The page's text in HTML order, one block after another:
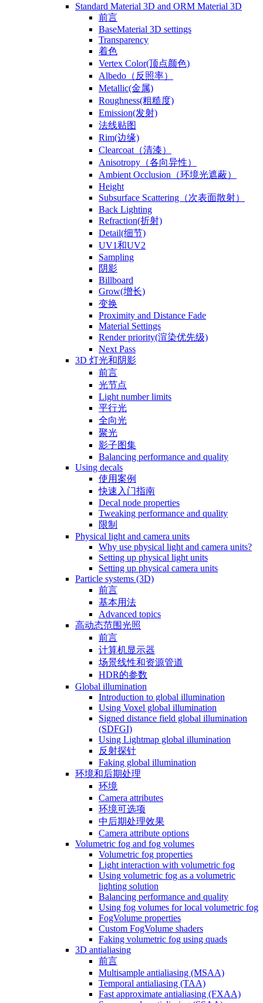
Standard Material 3D and ORM Material 3D
前言
BaseMaterial 3D settings
Transparency
着色
Vertex Color(顶点颜色)
Albedo（反照率）
Metallic(金属)
Roughness(粗糙度)
Emission(发射)
法线贴图
Rim(边缘)
Clearcoat（清漆）
Anisotropy（各向异性）
Ambient Occlusion（环境光遮蔽）
Height
Subsurface Scattering（次表面散射）
Back Lighting
Refraction(折射)
Detail(细节)
UV1和UV2
Sampling
阴影
Billboard
Grow(增长)
变换
Proximity and Distance Fade
Material Settings
Render priority(渲染优先级)
Next Pass
3D 灯光和阴影
前言
光节点
Light number limits
平行光
全向光
聚光
影子图集
Balancing performance and quality
Using decals
使用案例
快速入门指南
Decal node properties
Tweaking performance and quality
限制
Physical light and camera units
Why use physical light and camera units?
Setting up physical light units
Setting up physical camera units
Particle systems (3D)
前言
基本用法
Advanced topics
高动态范围光照
前言
计算机显示器
场景线性和资源管道
HDR的参数
Global illumination
Introduction to global illumination
Using Voxel global illumination
Signed distance field global illumination
(SDFGI)
Using Lightmap global illumination
反射探针
Faking global illumination
环境和后期处理
环境
Camera attributes
环境可选项
中后期处理效果
Camera attribute options
Volumetric fog and fog volumes
Volumetric fog properties
Light interaction with volumetric fog
Using volumetric fog as a volumetric
lighting solution
Balancing performance and quality
Using fog volumes for local volumetric fog
FogVolume properties
Custom FogVolume shaders
Faking volumetric fog using quads
3D antialiasing
前言
Multisample antialiasing (MSAA)
Temporal antialiasing (TAA)
Fast approximate antialiasing (FXAA)